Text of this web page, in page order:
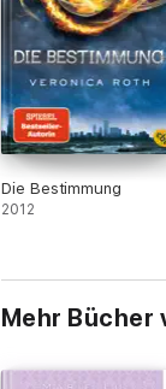
Die Bestimmung
2012
Mehr Bücher